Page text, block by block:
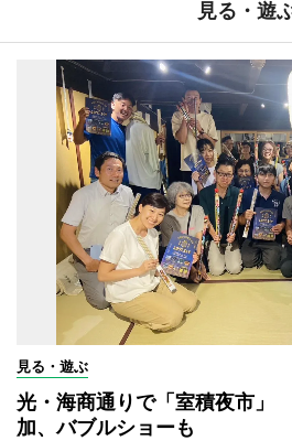
見る・遊
見る・遊ぶ
光・海商通りで「室積夜市」
加、バブルショーも